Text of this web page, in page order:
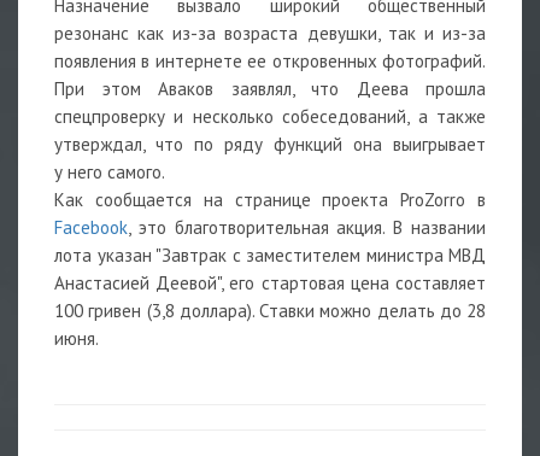
Назначение вызвало широкий общественный
резонанс как из-за возраста девушки, так и из-за
появления в интернете ее откровенных фотографий.
При этом Аваков заявлял, что Деева прошла
спецпроверку и несколько собеседований, а также
утверждал, что по ряду функций она выигрывает
у него самого.
Как сообщается на странице проекта ProZorro в
Facebook, это благотворительная акция. В названии
лота указан "Завтрак с заместителем министра МВД
Анастасией Деевой", его стартовая цена составляет
100 гривен (3,8 доллара). Ставки можно делать до 28
июня.